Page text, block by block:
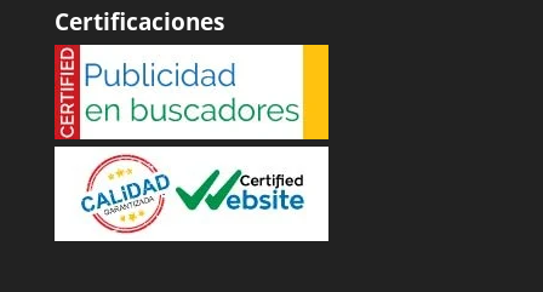
Certificaciones